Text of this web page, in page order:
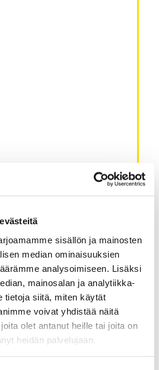
sisällön ja mainosten
median ominaisuuksien
analysoimiseen. Lisäksi
mainosalan ja analytiikka-
tietoja siitä, miten käytät
voivat yhdistää näitä
olet antanut heille tai joita on
heidän palvelujaan.